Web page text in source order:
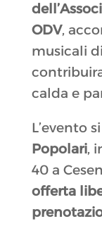
ODV,
musicali di
calda e
L’evento
Popolari,
40 a
offerta